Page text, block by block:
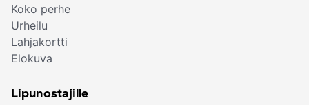
Koko perhe
Urheilu
Lahjakortti
Elokuva
Lipunostajille